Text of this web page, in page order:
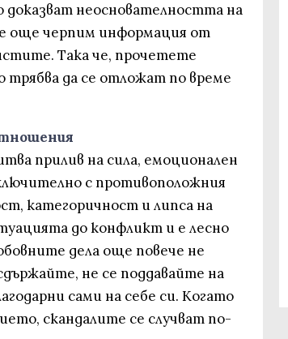
неоснователността на
още черпим информация от
Така че, прочетете
трябва да се отложат по време
прилив на сила, емоционален
с противоположния
категоричност и липса на
до конфликт и е лесно
дела още повече не
не се поддавайте на
сами на себе си. Когато
скандалите се случват по-